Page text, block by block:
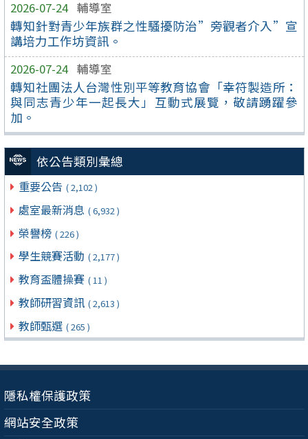
2026-07-24 輔導室
轉知針對青少年族群之性騷擾防治”旁觀者介入”宣
講培力工作坊資訊。
2026-07-24 輔導室
轉知社團法人台灣性別平等教育協會「幸符製造所：
與同志青少年一起長大」互動式展覽，敬請踴躍參
加。
依公告類別彙總
重要公告 ( 2,102 )
處室最新消息 ( 6,932 )
榮譽榜 ( 226 )
學生競賽活動 ( 2,177 )
教育盃體操賽 ( 11 )
教師研習資訊 ( 2,613 )
教師甄選 ( 265 )
隱私權保護政策
網站安全政策